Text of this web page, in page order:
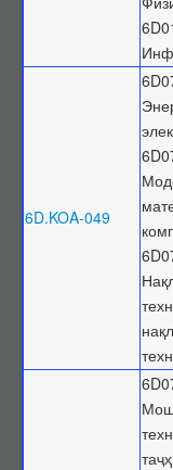
6D.KOA-049